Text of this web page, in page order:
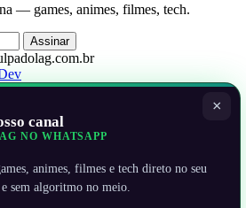
— games, animes, filmes, tech.
Assinar
×
canal
NO WHATSAPP
animes, filmes e tech direto no seu
sem algoritmo no meio.